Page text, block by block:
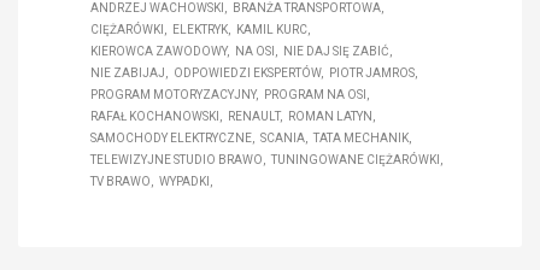
ANDRZEJ WACHOWSKI
BRANŻA TRANSPORTOWA
CIĘŻARÓWKI
ELEKTRYK
KAMIL KURC
KIEROWCA ZAWODOWY
NA OSI
NIE DAJ SIĘ ZABIĆ
NIE ZABIJAJ
ODPOWIEDZI EKSPERTÓW
PIOTR JAMROS
PROGRAM MOTORYZACYJNY
PROGRAM NA OSI
RAFAŁ KOCHANOWSKI
RENAULT
ROMAN LATYN
SAMOCHODY ELEKTRYCZNE
SCANIA
TATA MECHANIK
TELEWIZYJNE STUDIO BRAWO
TUNINGOWANE CIĘŻARÓWKI
TV BRAWO
WYPADKI